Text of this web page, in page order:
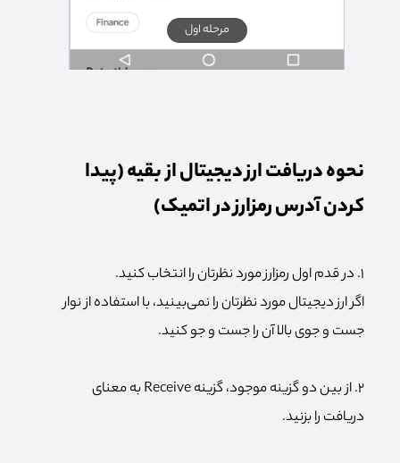
مرحله اول
نحوه دریافت ارز دیجیتال از بقیه (پیدا
کردن آدرس رمز‌ارز در اتمیک)
۱. در قدم اول رمز‌ارز مورد نظرتان را انتخاب کنید.
اگر ارز دیجیتال مورد نظرتان را نمی‌بینید، با استفاده از نوار
جست و جوی بالا آن را جست و جو کنید.
۲. از بین دو گزینه موجود، گزینه Receive به معنای
دریافت را بزنید.